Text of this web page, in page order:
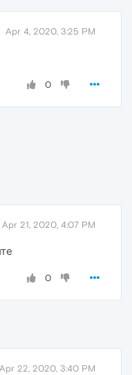
Apr 4, 2020, 3:25 PM
0
Apr 21, 2020, 4:07 PM
0
Apr 22, 2020, 3:40 PM